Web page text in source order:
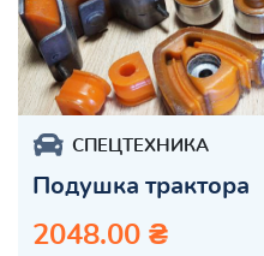
СПЕЦТЕХНИКА
Подушка трактора
2048.00 ₴